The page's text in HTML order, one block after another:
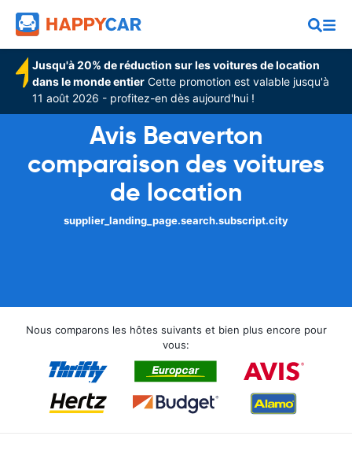
Jusqu'à 20% de réduction sur les voitures de location
dans le monde entier Cette promotion est valable jusqu'à
11 août 2026 - profitez-en dès aujourd'hui !
Avis Beaverton
comparaison des voitures
de location
supplier_landing_page.search.subscript.city
Nous comparons les hôtes suivants et bien plus encore pour
vous: